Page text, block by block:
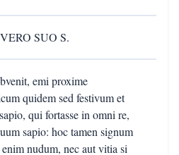
SUO S.
emi proxime
quidem sed festivum et
qui fortasse in omni re,
sapio: hoc tamen signum
nudum, nec aut vitia si